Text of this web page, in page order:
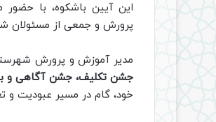
این آیین باشکوه، با
پرورش و جمعی از مسئولان
مدیر آموزش و پرورش
جشن تکلیف، جشن آگاهی و
خود، گام در مسیر عبودیت و